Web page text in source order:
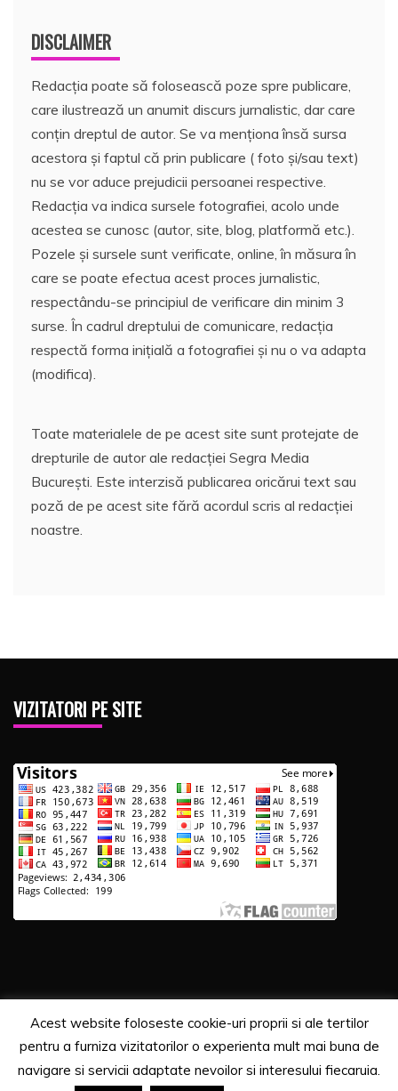
DISCLAIMER
Redacția poate să folosească poze spre publicare,
care ilustrează un anumit discurs jurnalistic, dar care
conțin dreptul de autor. Se va menționa însă sursa
acestora și faptul că prin publicare ( foto și/sau text)
nu se vor aduce prejudicii persoanei respective.
Redacția va indica sursele fotografiei, acolo unde
acestea se cunosc (autor, site, blog, platformă etc.).
Pozele și sursele sunt verificate, online, în măsura în
care se poate efectua acest proces jurnalistic,
respectându-se principiul de verificare din minim 3
surse. În cadrul dreptului de comunicare, redacția
respectă forma inițială a fotografiei și nu o va adapta
(modifica).
Toate materialele de pe acest site sunt protejate de
drepturile de autor ale redacției Segra Media
București. Este interzisă publicarea oricărui text sau
poză de pe acest site fără acordul scris al redacției
noastre.
VIZITATORI PE SITE
Copyrights. © 2020 Segra Media
Proudly powered by WordPress|
Theme: Recent News
byCandid Themes
Acest website foloseste cookie-uri proprii si ale tertilor
pentru a furniza vizitatorilor o experienta mult mai buna de
navigare si servicii adaptate nevoilor si interesului fiecaruia.